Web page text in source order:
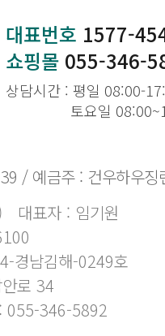
대표번호 1577-
쇼핑몰 055-346-
상담시간 : 평일 08:00-
토요일
/ 예금주 : 건우하우징
대표자 : 임기원
경남김해-0249호
로 34
055-346-5892